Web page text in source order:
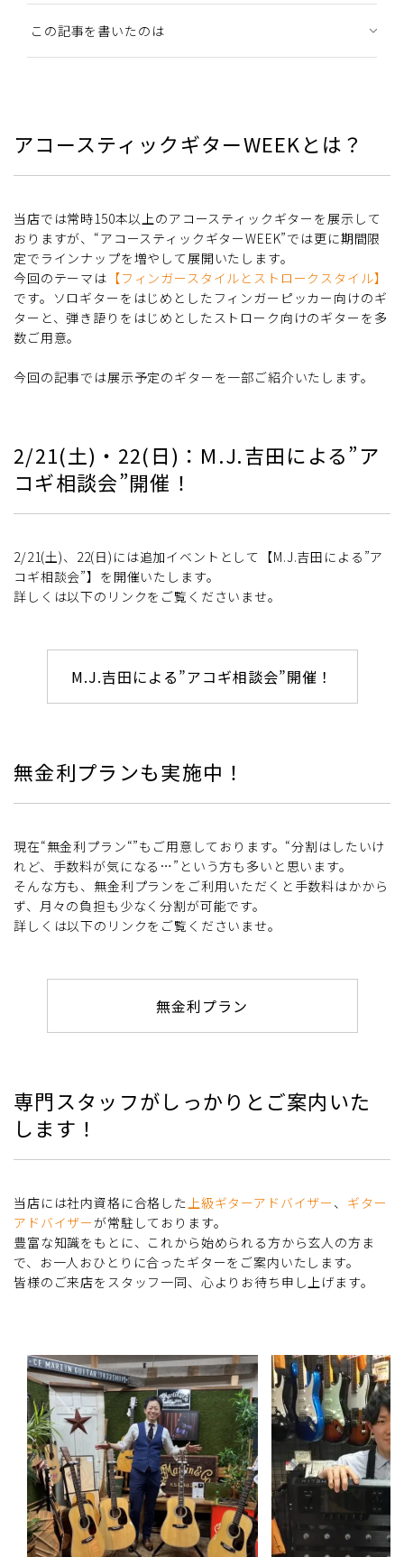
この記事を書いたのは
アコースティックギターWEEKとは？
当店では常時150本以上のアコースティックギターを展示して
おりますが、“アコースティックギターWEEK”では更に期間限
定でラインナップを増やして展開いたします。
今回のテーマは 【フィンガースタイルとストロークスタイル】
です。ソロギターをはじめとしたフィンガーピッカー向けのギ
ターと、弾き語りをはじめとしたストローク向けのギターを多
数ご用意。
今回の記事では展示予定のギターを一部ご紹介いたします。
2/21(土)・22(日)：M.J.吉田による”ア
コギ相談会”開催！
2/21(土)、22(日)には追加イベントとして【M.J.吉田による”ア
コギ相談会”】を開催いたします。
詳しくは以下のリンクをご覧くださいませ。
M.J.吉田による”アコギ相談会”開催！
無金利プランも実施中！
現在“無金利プラン“”もご用意しております。“分割はしたいけ
れど、手数料が気になる…”という方も多いと思います。
そんな方も、無金利プランをご利用いただくと手数料はかから
ず、月々の負担も少なく分割が可能です。
詳しくは以下のリンクをご覧くださいませ。
無金利プラン
専門スタッフがしっかりとご案内いた
します！
当店には社内資格に合格した上級ギターアドバイザー 、 ギター
アドバイザー が常駐しております。
豊富な知識をもとに、これから始められる方から玄人の方ま
で、お一人おひとりに合ったギターをご案内いたします。
皆様のご来店をスタッフ一同、心よりお待ち申し上げます。